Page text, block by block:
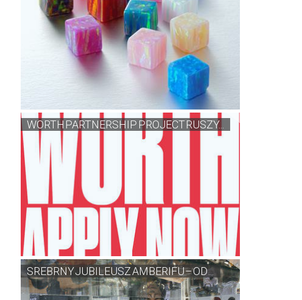
WORTH PARTNERSHIP PROJECT RUSZY...
SREBRNY JUBILEUSZ AMBERIFU – OD ...